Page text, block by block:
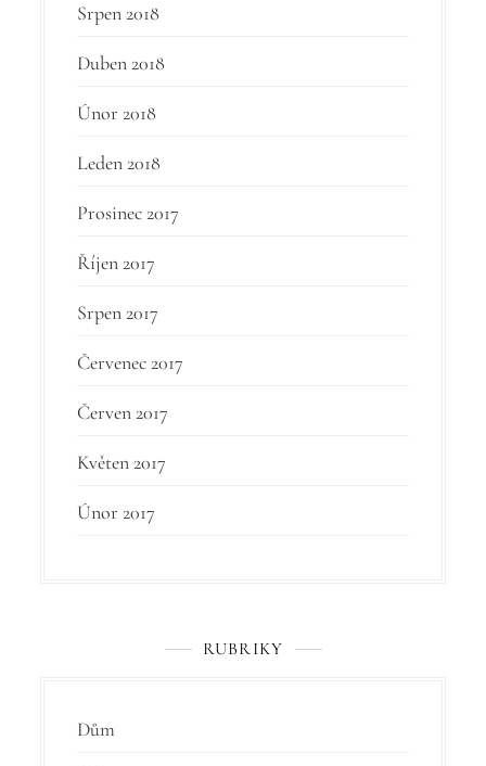
Srpen 2018
Duben 2018
Únor 2018
Leden 2018
Prosinec 2017
Říjen 2017
Srpen 2017
Červenec 2017
Červen 2017
Květen 2017
Únor 2017
RUBRIKY
Dům